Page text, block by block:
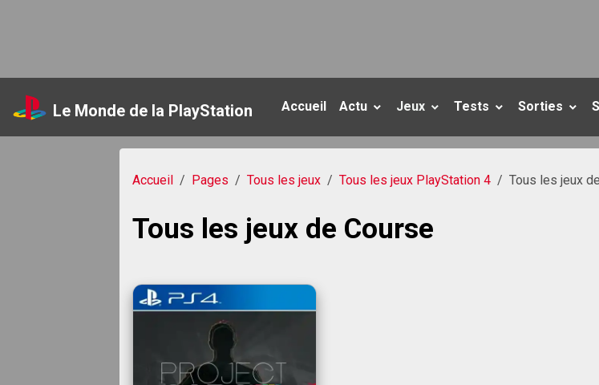
Le Monde de la PlayStation Accueil Actu Jeux Tests Sorties
Accueil Pages Tous les jeux Tous les jeux PlayStation 4 Tous les jeux
Tous les jeux de Course